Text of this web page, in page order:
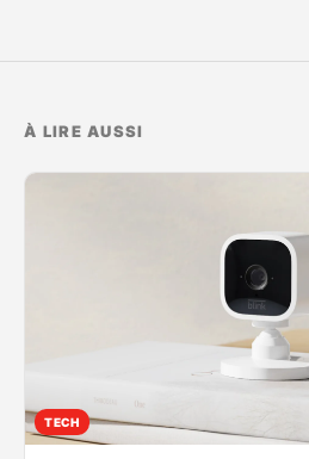
À LIRE AUSSI
TECH